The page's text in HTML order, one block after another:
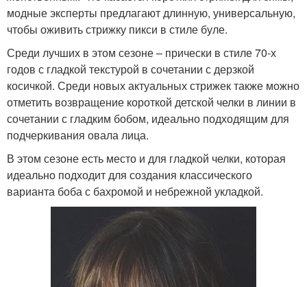
модные эксперты предлагают длинную, универсальную,
чтобы оживить стрижку пикси в стиле буле.
Среди лучших в этом сезоне – прически в стиле 70-х
годов с гладкой текстурой в сочетании с дерзкой
косичкой. Среди новых актуальных стрижек также можно
отметить возвращение короткой детской челки в линии в
сочетании с гладким бобом, идеально подходящим для
подчеркивания овала лица.
В этом сезоне есть место и для гладкой челки, которая
идеально подходит для создания классического
варианта боба с бахромой и небрежной укладкой.